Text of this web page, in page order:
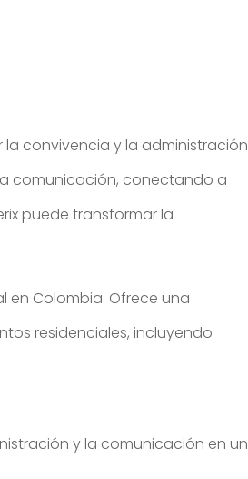
convivencia y la administración
comunicación, conectando a
puede transformar la
en Colombia. Ofrece una
residenciales, incluyendo
y la comunicación en un